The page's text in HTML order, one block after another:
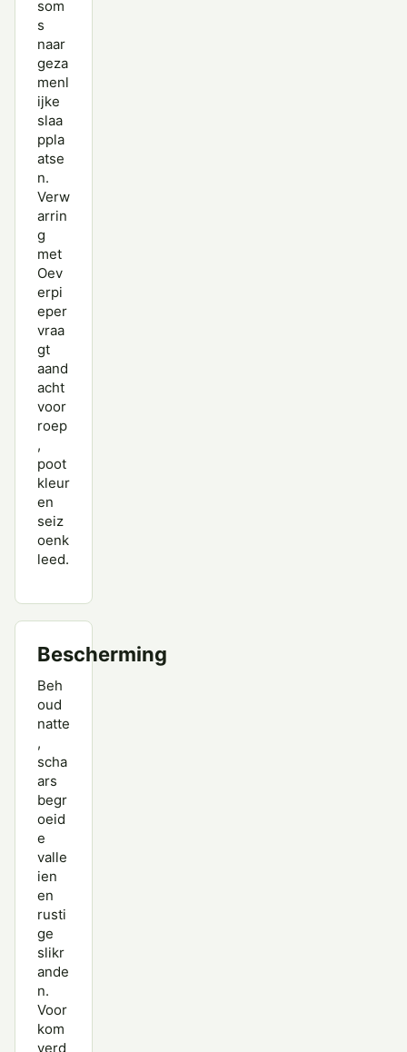
som
s
naar
geza
menl
ijke
slaa
ppla
atse
n.
Verw
arrin
g
met
Oev
erpi
eper
vraa
gt
aand
acht
voor
roep
,
poot
kleur
en
seiz
oenk
leed.
Bescherming
Beh
oud
natte
,
scha
ars
begr
oeid
e
valle
ien
en
rusti
ge
slikr
ande
n.
Voor
kom
verd